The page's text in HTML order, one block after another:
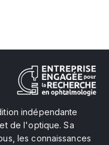
indépendante
de l'optique. Sa
les connaissances